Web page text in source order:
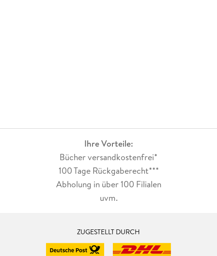
Ihre Vorteile:
Bücher versandkostenfrei*
100 Tage Rückgaberecht***
Abholung in über 100 Filialen
uvm.
ZUGESTELLT DURCH